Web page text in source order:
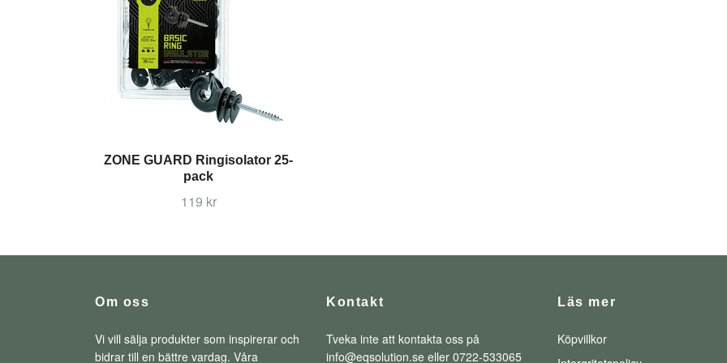
ZONE GUARD Ringisolator 25-
pack
119 kr
Om oss
Vi vill sälja produkter som inspirerar och
bidrar till en bättre vardag. Våra
Kontakt
Tveka inte att kontakta oss på
info@eqsolution.se eller 0722-533065
Läs mer
Köpvillkor